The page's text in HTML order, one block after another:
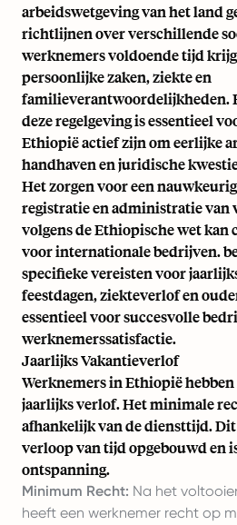
arbeidswetgeving van het land
richtlijnen over verschillende
werknemers voldoende tijd
persoonlijke zaken, ziekte en
familieverantwoordelijkheden.
deze regelgeving is essentieel
Ethiopië actief zijn om eerlijke
handhaven en juridische
Het zorgen voor een
registratie en administratie van
volgens de Ethiopische wet kan
voor internationale bedrijven.
specifieke vereisten voor
feestdagen, ziekteverlof en
essentieel voor succesvolle
werknemerssatisfactie.
Jaarlijks Vakantieverlof
Werknemers in Ethiopië
jaarlijks verlof. Het minimale
afhankelijk van de diensttijd.
verloop van tijd opgebouwd en
ontspanning.
Minimum Recht: Na het
heeft een werknemer recht op